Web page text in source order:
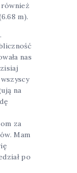
również
m).
nas
na
za
Mam
po